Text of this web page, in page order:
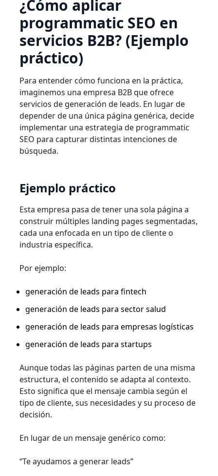
¿Cómo aplicar
programmatic SEO en
servicios B2B? (Ejemplo
práctico)
Para entender cómo funciona en la práctica,
imaginemos una empresa B2B que ofrece
servicios de generación de leads. En lugar de
depender de una única página genérica, decide
implementar una estrategia de programmatic
SEO para capturar distintas intenciones de
búsqueda.
Ejemplo práctico
Esta empresa pasa de tener una sola página a
construir múltiples landing pages segmentadas,
cada una enfocada en un tipo de cliente o
industria específica.
Por ejemplo:
generación de leads para fintech
generación de leads para sector salud
generación de leads para empresas logísticas
generación de leads para startups
Aunque todas las páginas parten de una misma
estructura, el contenido se adapta al contexto.
Esto significa que el mensaje cambia según el
tipo de cliente, sus necesidades y su proceso de
decisión.
En lugar de un mensaje genérico como:
“Te ayudamos a generar leads”